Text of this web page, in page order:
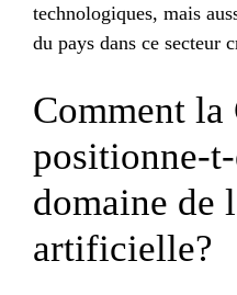
technologiques, mais
du pays dans ce secteur
Comment la
positionne-
domaine de
artificielle?